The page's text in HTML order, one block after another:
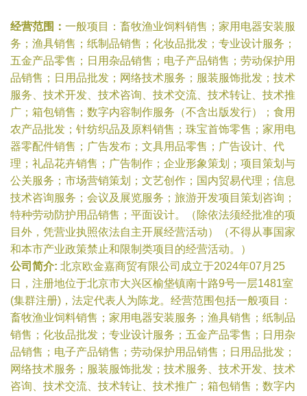
经营范围： 一般项目：畜牧渔业饲料销售；家用电器安装服
务；渔具销售；纸制品销售；化妆品批发；专业设计服务；
五金产品零售；日用杂品销售；电子产品销售；劳动保护用
品销售；日用品批发；网络技术服务；服装服饰批发；技术
服务、技术开发、技术咨询、技术交流、技术转让、技术推
广；箱包销售；数字内容制作服务（不含出版发行）；食用
农产品批发；针纺织品及原料销售；珠宝首饰零售；家用电
器零配件销售；广告发布；文具用品零售；广告设计、代
理；礼品花卉销售；广告制作；企业形象策划；项目策划与
公关服务；市场营销策划；文艺创作；国内贸易代理；信息
技术咨询服务；会议及展览服务；旅游开发项目策划咨询；
特种劳动防护用品销售；平面设计。（除依法须经批准的项
目外，凭营业执照依法自主开展经营活动）（不得从事国家
和本市产业政策禁止和限制类项目的经营活动。）
公司简介: 北京欧金嘉商贸有限公司成立于2024年07月25
日，注册地位于北京市大兴区榆垡镇南十路9号一层1481室
(集群注册)，法定代表人为陈龙。经营范围包括一般项目：
畜牧渔业饲料销售；家用电器安装服务；渔具销售；纸制品
销售；化妆品批发；专业设计服务；五金产品零售；日用杂
品销售；电子产品销售；劳动保护用品销售；日用品批发；
网络技术服务；服装服饰批发；技术服务、技术开发、技术
咨询、技术交流、技术转让、技术推广；箱包销售；数字内